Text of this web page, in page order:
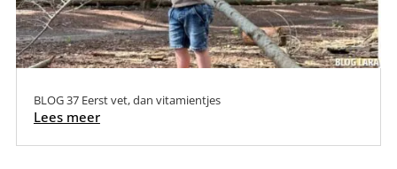
BLOG 37 Eerst vet, dan vitamientjes
Lees meer